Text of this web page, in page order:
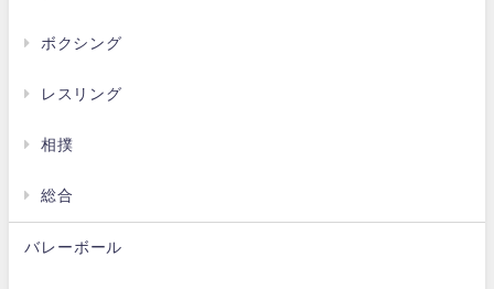
ボクシング
レスリング
相撲
総合
バレーボール